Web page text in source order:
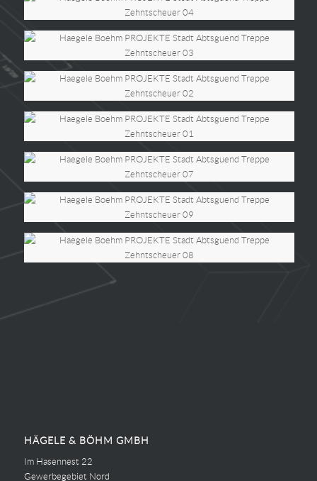
HÄGELE & BÖHM GMBH
Im Hasennest 22
Gewerbegebiet Nord